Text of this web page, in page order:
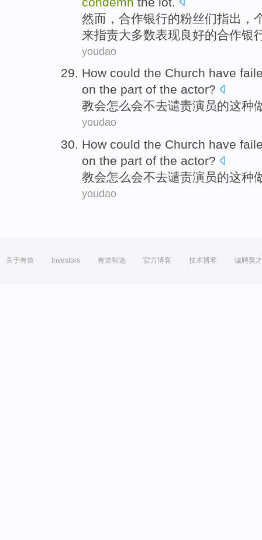
然而 ，合作银行的粉丝们指出 ，
来指责大多数表现良好的合作银
youdao
How could the Church have
on the part of the actor?
教会怎么会不去谴责演员的这种
youdao
How could the Church have
on the part of the actor?
教会怎么会不去谴责演员的这种
youdao
关于有道 Investors 有道智选 官方博客 技术博客 诚聘英才